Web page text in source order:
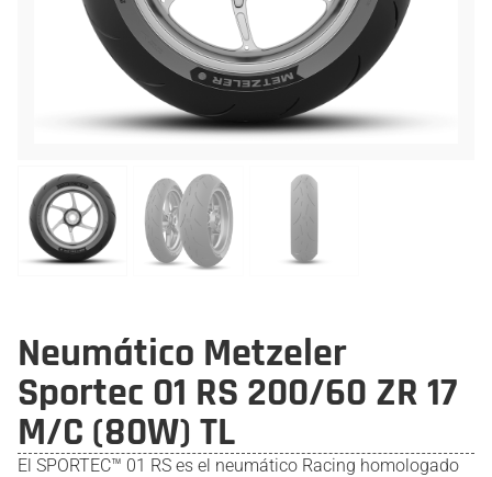
Neumático Metzeler
Sportec 01 RS 200/60 ZR 17
M/C (80W) TL
El SPORTEC™ 01 RS es el neumático Racing homologado